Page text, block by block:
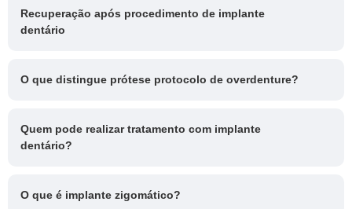
Recuperação após procedimento de implante
dentário
O que distingue prótese protocolo de overdenture?
Quem pode realizar tratamento com implante
dentário?
O que é implante zigomático?